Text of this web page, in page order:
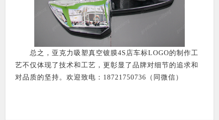
总之，亚克力吸塑真空镀膜4S店车标LOGO的制作工
艺不仅体现了技术和工艺，更彰显了品牌对细节的追求和
对品质的坚持。欢迎致电：18721750736（同微信）